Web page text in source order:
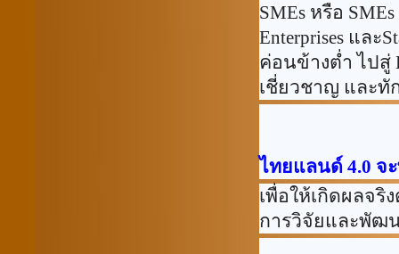
SMEs หรือ SMEs
Enterprises และ
ค่อนข้างต่ำ ไปสู่
เชี่ยวชาญ และทั
ไทยแลนด์ 4.0 จ
เพื่อให้เกิดผลจ
การวิจัยและพัฒ